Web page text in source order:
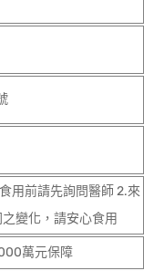
用前請先詢問醫師 2.來
變化，請安心食用
萬元保障